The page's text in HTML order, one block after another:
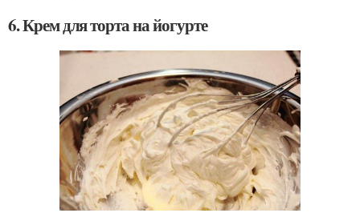
6. Крем для торта на йогурте